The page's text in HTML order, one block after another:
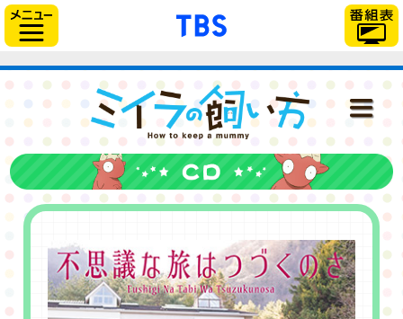
「TBSテレビ」トップ
ミイラの飼い
NEWS
STAFF＆CAST
STORY